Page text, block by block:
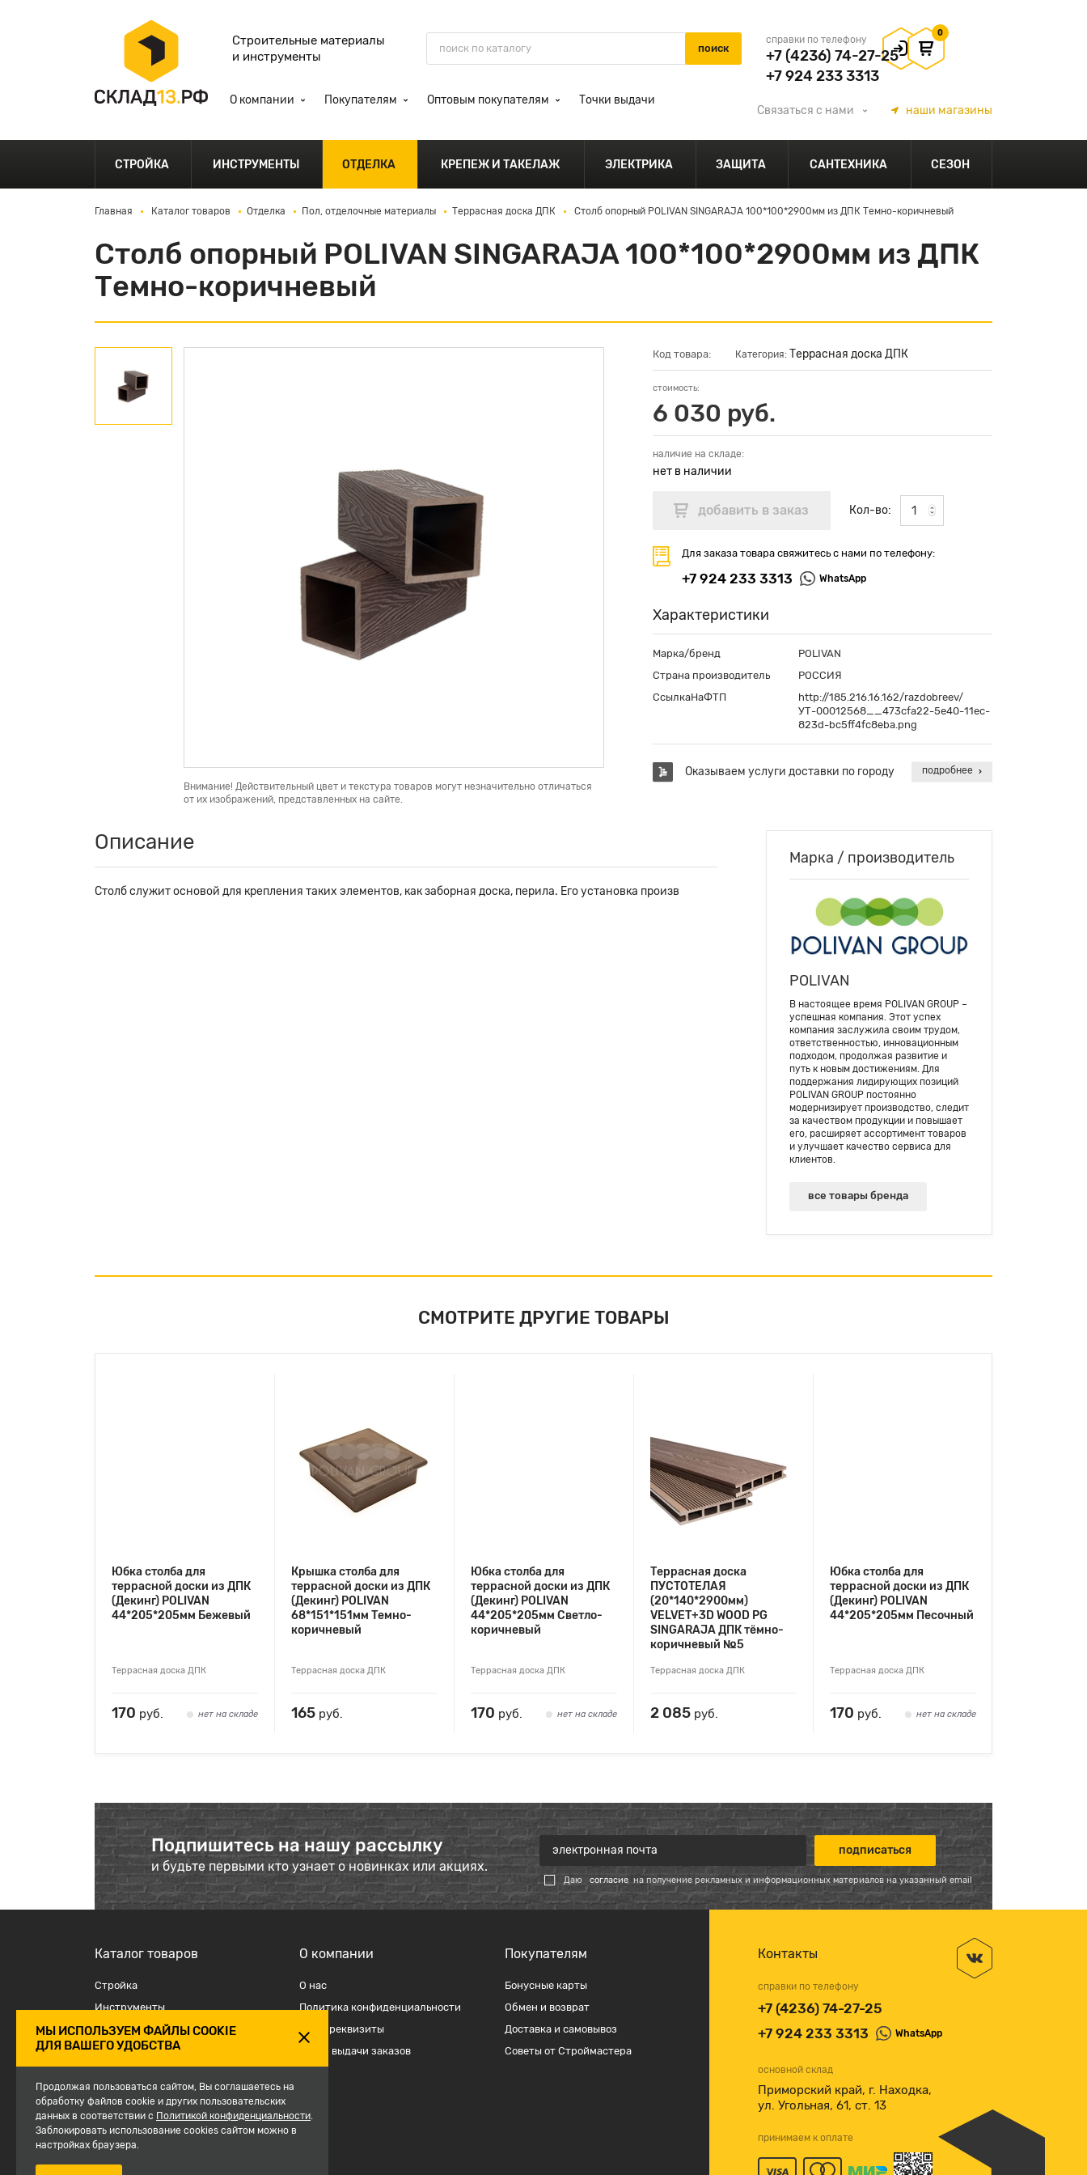
Строительные материалы
и инструменты
справки по телефону
+7 (4236) 74-27-25
+7 924 233 3313
0
О компании Покупателям Оптовым покупателям Точки выдачи
Связаться с нами наши магазины
СТРОЙКА ИНСТРУМЕНТЫ ОТДЕЛКА КРЕПЕЖ И ТАКЕЛАЖ ЭЛЕКТРИКА ЗАЩИТА САНТЕХНИКА СЕЗОН
Главная Каталог товаров Отделка Пол, отделочные материалы Террасная доска ДПК Столб опорный POLIVAN SINGARAJA 100*100*2900мм из ДПК Темно-коричневый
Столб опорный POLIVAN SINGARAJA 100*100*2900мм из ДПК
Темно-коричневый
Внимание! Действительный цвет и текстура товаров могут незначительно отличаться
от их изображений, представленных на сайте.
Код товара: Категория: Террасная доска ДПК
стоимость:
6 030 руб.
наличие на складе:
нет в наличии
Кол-во:
Для заказа товара свяжитесь с нами по телефону:
+7 924 233 3313 WhatsApp
Характеристики
Марка/бренд
POLIVAN
Страна производитель
РОССИЯ
СсылкаНаФТП
http://185.216.16.162/razdobreev/
УТ-00012568__473cfa22-5e40-11ec-
823d-bc5ff4fc8eba.png
Оказываем услуги доставки по городу подробнее
Описание
Столб служит основой для крепления таких элементов, как заборная доска, перила. Его установка произв
Марка / производитель
POLIVAN
В настоящее время POLIVAN GROUP –
успешная компания. Этот успех
компания заслужила своим трудом,
ответственностью, инновационным
подходом, продолжая развитие и
путь к новым достижениям. Для
поддержания лидирующих позиций
POLIVAN GROUP постоянно
модернизирует производство, следит
за качеством продукции и повышает
его, расширяет ассортимент товаров
и улучшает качество сервиса для
клиентов.
все товары бренда
СМОТРИТЕ ДРУГИЕ ТОВАРЫ
Юбка столба для
террасной доски из ДПК
(Декинг) POLIVAN
44*205*205мм Бежевый
Террасная доска ДПК
170 руб. нет на складе
Крышка столба для
террасной доски из ДПК
(Декинг) POLIVAN
68*151*151мм Темно-
коричневый
Террасная доска ДПК
165 руб.
Юбка столба для
террасной доски из ДПК
(Декинг) POLIVAN
44*205*205мм Светло-
коричневый
Террасная доска ДПК
170 руб. нет на складе
Террасная доска
ПУСТОТЕЛАЯ
(20*140*2900мм)
VELVET+3D WOOD PG
SINGARAJA ДПК тёмно-
коричневый №5
Террасная доска ДПК
2 085 руб.
Юбка столба для
террасной доски из ДПК
(Декинг) POLIVAN
44*205*205мм Песочный
Террасная доска ДПК
170 руб. нет на складе
Подпишитесь на нашу рассылку
и будьте первыми кто узнает о новинках или акциях.
Даю согласие на получение рекламных и информационных материалов на указанный email
Контакты
справки по телефону
+7 (4236) 74-27-25
+7 924 233 3313
WhatsApp
основной склад
Приморский край, г. Находка,
ул. Угольная, 61, ст. 13
принимаем к оплате
Каталог товаров
Стройка
Инструменты
Отделка
Крепеж и такелаж
Средства защиты, спецодежда
Сантехника
Сезон
О компании
О наc
Политика конфиденциальности
Наши реквизиты
Точки выдачи заказов
Покупателям
Бонусные карты
Обмен и возврат
Доставка и самовывоз
Советы от Строймастера
МЫ ИСПОЛЬЗУЕМ ФАЙЛЫ COOKIE
ДЛЯ ВАШЕГО УДОБСТВА
Продолжая пользоваться сайтом, Вы соглашаетесь на
обработку файлов cookie и других пользовательских
данных в соответствии с Политикой конфиденциальности.
Заблокировать использование cookies сайтом можно в
настройках браузера.